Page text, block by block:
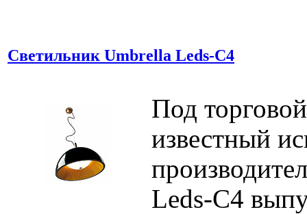
Светильник Umbrella Leds-C4
Под
известный
Leds-C4